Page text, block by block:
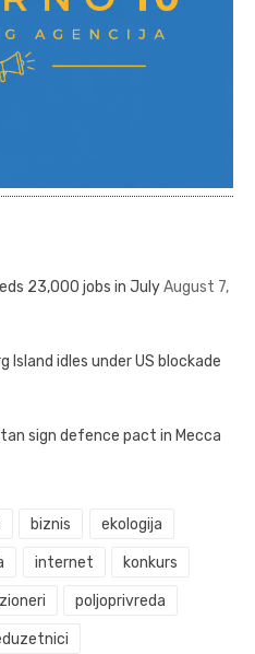
23,000 jobs in JulyAugust 7,
Island idles under US blockade
sign defence pact in Mecca
biznis ekologija
internet konkurs
poljoprivreda